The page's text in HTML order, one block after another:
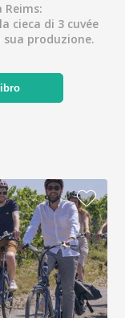
cieca di 3 cuvée
produzione.